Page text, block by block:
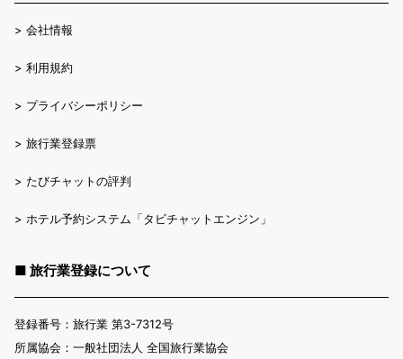
> 会社情報
> 利用規約
> プライバシーポリシー
> 旅行業登録票
> たびチャットの評判
> ホテル予約システム「タビチャットエンジン」
■ 旅行業登録について
登録番号：旅行業 第3-7312号
所属協会：一般社団法人 全国旅行業協会